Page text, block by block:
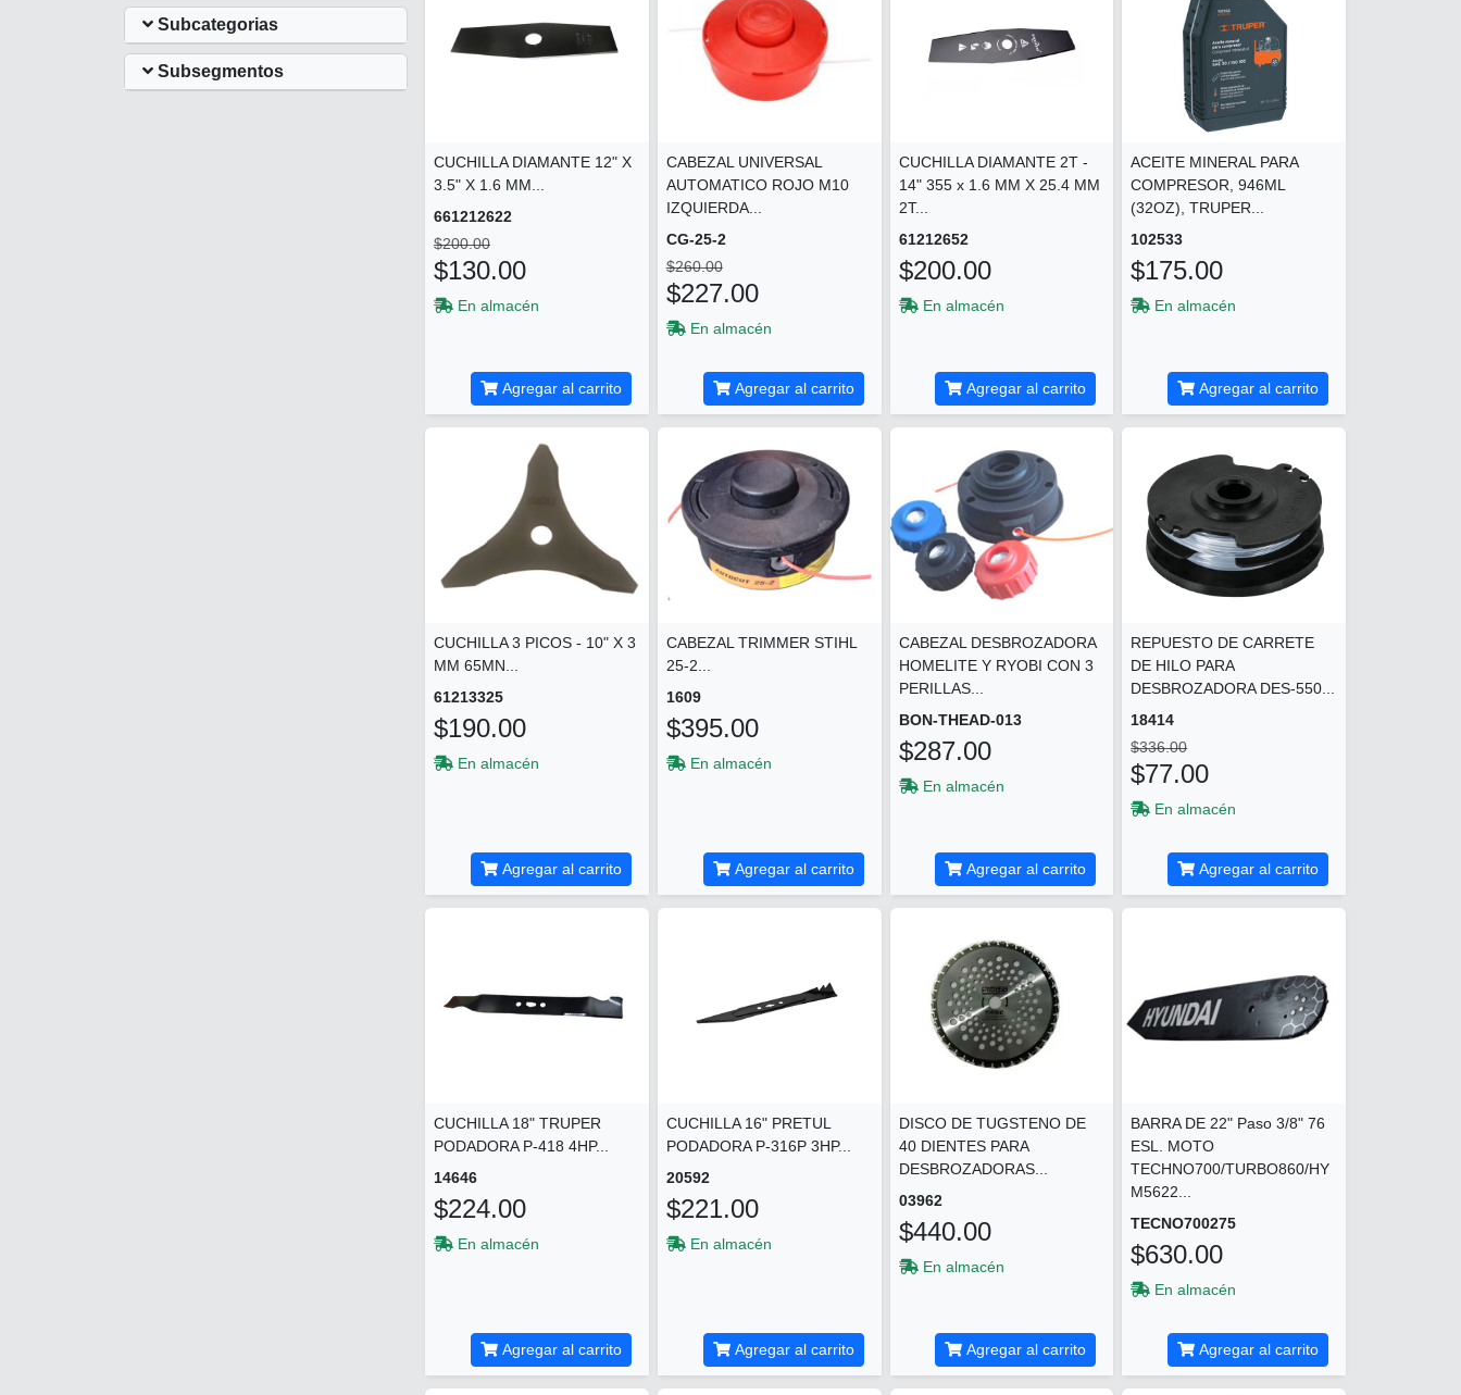
Subcategorias
Subsegmentos
CUCHILLA DIAMANTE 12" X
3.5" X 1.6 MM...
661212622
$200.00
$130.00
En almacén
Agregar al carrito
CABEZAL UNIVERSAL
AUTOMATICO ROJO M10
IZQUIERDA...
CG-25-2
$260.00
$227.00
En almacén
Agregar al carrito
CUCHILLA DIAMANTE 2T -
14" 355 x 1.6 MM X 25.4 MM
2T...
61212652
$200.00
En almacén
Agregar al carrito
ACEITE MINERAL PARA
COMPRESOR, 946ML
(32OZ), TRUPER...
102533
$175.00
En almacén
Agregar al carrito
CUCHILLA 3 PICOS - 10" X 3
MM 65MN...
61213325
$190.00
En almacén
Agregar al carrito
CABEZAL TRIMMER STIHL
25-2...
1609
$395.00
En almacén
Agregar al carrito
CABEZAL DESBROZADORA
HOMELITE Y RYOBI CON 3
PERILLAS...
BON-THEAD-013
$287.00
En almacén
Agregar al carrito
REPUESTO DE CARRETE
DE HILO PARA
DESBROZADORA DES-550...
18414
$336.00
$77.00
En almacén
Agregar al carrito
CUCHILLA 18" TRUPER
PODADORA P-418 4HP...
14646
$224.00
En almacén
Agregar al carrito
CUCHILLA 16" PRETUL
PODADORA P-316P 3HP...
20592
$221.00
En almacén
Agregar al carrito
DISCO DE TUGSTENO DE
40 DIENTES PARA
DESBROZADORAS...
03962
$440.00
En almacén
Agregar al carrito
BARRA DE 22" Paso 3/8" 76
ESL. MOTO
TECHNO700/TURBO860/HY
M5622...
TECNO700275
$630.00
En almacén
Agregar al carrito